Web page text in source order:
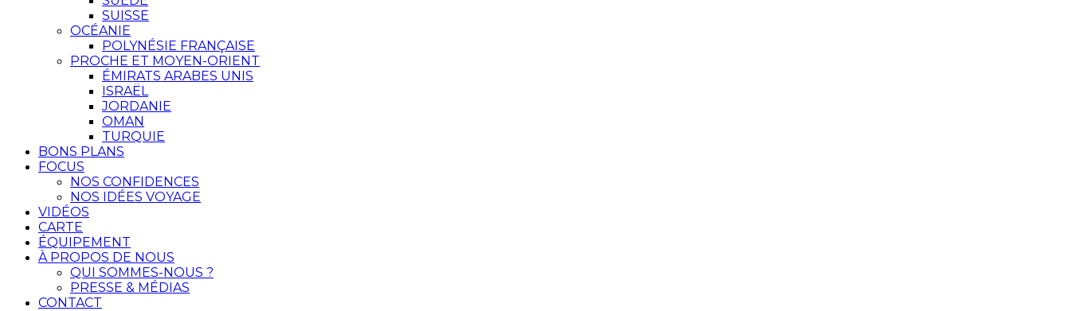
SUISSE
OCÉANIE
POLYNÉSIE FRANÇAISE
PROCHE ET MOYEN-ORIENT
ÉMIRATS ARABES UNIS
ISRAËL
JORDANIE
OMAN
TURQUIE
BONS PLANS
FOCUS
NOS CONFIDENCES
NOS IDÉES VOYAGE
VIDÉOS
CARTE
ÉQUIPEMENT
À PROPOS DE NOUS
QUI SOMMES-NOUS ?
PRESSE & MÉDIAS
CONTACT